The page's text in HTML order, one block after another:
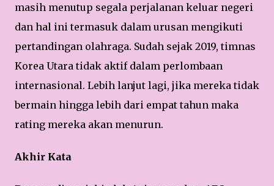
masih menutup segala perjalanan keluar negeri
dan hal ini termasuk dalam urusan mengikuti
pertandingan olahraga. Sudah sejak 2019, timnas
Korea Utara tidak aktif dalam perlombaan
internasional. Lebih lanjut lagi, jika mereka tidak
bermain hingga lebih dari empat tahun maka
rating mereka akan menurun.
Akhir Kata